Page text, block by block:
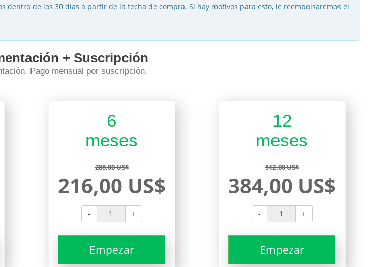
dentro de los 30 días a partir de la fecha de compra. Si hay motivos para esto, le reembolsaremos el
+ Suscripción
Pago mensual por suscripción.
6
meses
288,00 US$
216,00 US$
- +
Empezar
12
meses
512,00 US$
384,00 US$
- +
Empezar